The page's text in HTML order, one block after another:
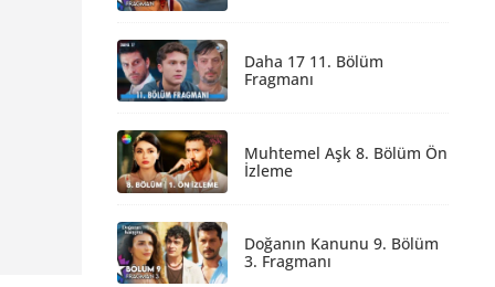
Daha 17 11. Bölüm
Fragmanı
Muhtemel Aşk 8. Bölüm Ön
İzleme
Doğanın Kanunu 9. Bölüm
3. Fragmanı